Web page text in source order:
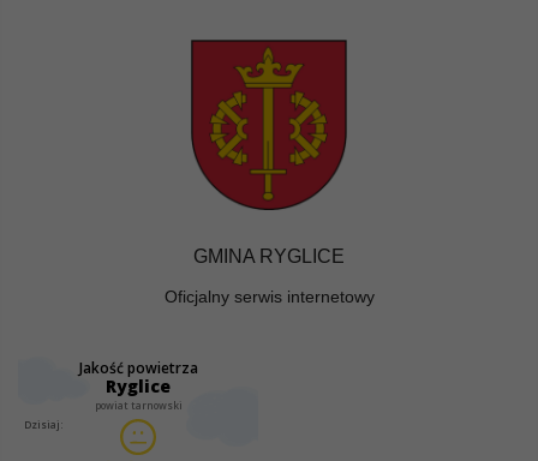
GMINA RYGLICE
Oficjalny serwis internetowy